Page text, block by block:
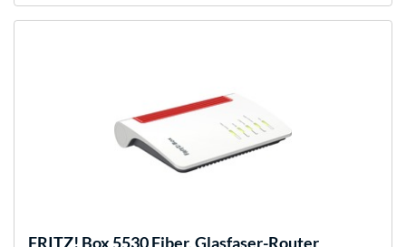
FRITZ! Box 5530 Fiber, Glasfaser-Router